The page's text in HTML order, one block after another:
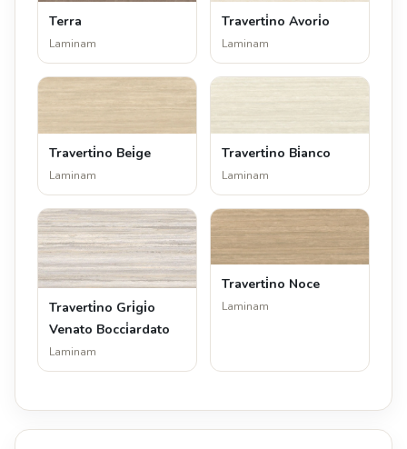
Terra
Laminam
Traverti̇no Avori̇o
Laminam
Traverti̇no Bei̇ge
Laminam
Traverti̇no Bi̇anco
Laminam
Traverti̇no Gri̇gi̇o
Venato Bocci̇ardato
Laminam
Traverti̇no Noce
Laminam